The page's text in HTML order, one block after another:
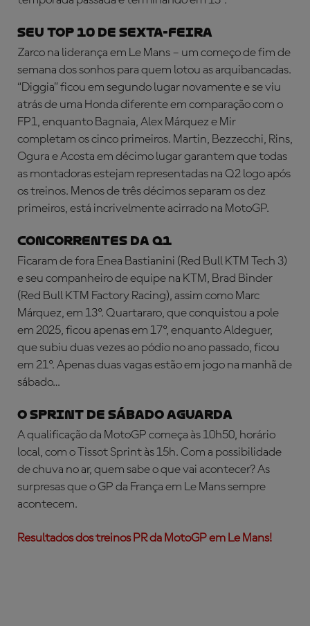
SEU TOP 10 DE SEXTA-FEIRA
Zarco na liderança em Le Mans – um começo de fim de
semana dos sonhos para quem lotou as arquibancadas.
“Diggia” ficou em segundo lugar novamente e se viu
atrás de uma Honda diferente em comparação com o
FP1, enquanto Bagnaia, Alex Márquez e Mir
completam os cinco primeiros. Martin, Bezzecchi, Rins,
Ogura e Acosta em décimo lugar garantem que todas
as montadoras estejam representadas na Q2 logo após
os treinos. Menos de três décimos separam os dez
primeiros, está incrivelmente acirrado na MotoGP.
CONCORRENTES DA Q1
Ficaram de fora Enea Bastianini (Red Bull KTM Tech 3)
e seu companheiro de equipe na KTM, Brad Binder
(Red Bull KTM Factory Racing), assim como Marc
Márquez, em 13º. Quartararo, que conquistou a pole
em 2025, ficou apenas em 17º, enquanto Aldeguer,
que subiu duas vezes ao pódio no ano passado, ficou
em 21º. Apenas duas vagas estão em jogo na manhã de
sábado…
O SPRINT DE SÁBADO AGUARDA
A qualificação da MotoGP começa às 10h50, horário
local, com o Tissot Sprint às 15h. Com a possibilidade
de chuva no ar, quem sabe o que vai acontecer? As
surpresas que o GP da França em Le Mans sempre
acontecem.
Resultados dos treinos PR da MotoGP em Le Mans!